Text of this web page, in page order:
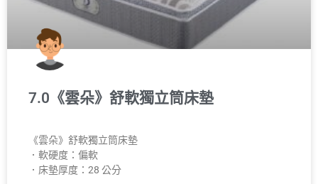
7.0《雲朵》舒軟獨立筒床墊
《雲朵》舒軟獨立筒床墊
．軟硬度：偏軟
．床墊厚度：28 公分